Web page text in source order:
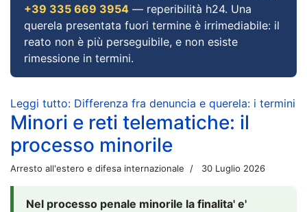
+39 335 669 3954 — reperibilità h24. Una
querela presentata fuori termine è irrimediabile: il
reato non è più perseguibile, e non esiste
rimessione in termini.
Leggi tutto: Differenza fra denuncia e querela: i termini
Minori e reti telematiche: il
processo minorile
Arresto all'estero e difesa internazionale 30 Luglio 2026
Nel processo penale minorile la finalita' e'